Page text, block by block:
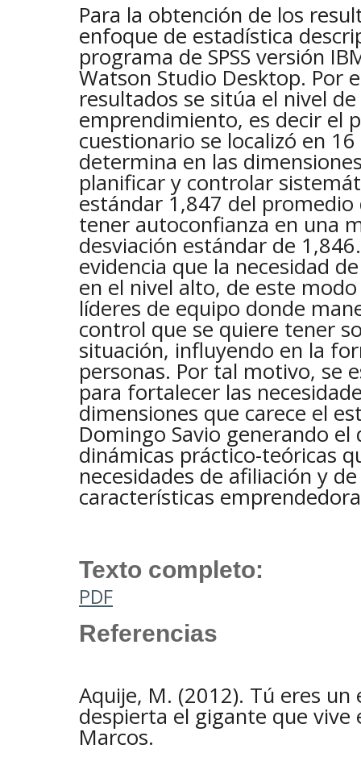
Para la obtención de los
enfoque de estadística
programa de SPSS versión
Watson Studio Desktop. Por
resultados se sitúa el nivel
emprendimiento, es decir el
cuestionario se localizó en
determina en las
planificar y controlar
estándar 1,847 del
tener autoconfianza en una
desviación estándar de
evidencia que la necesidad
en el nivel alto, de este
líderes de equipo donde
control que se quiere tener
situación, influyendo en la
personas. Por tal motivo, se
para fortalecer las
dimensiones que carece el
Domingo Savio generando el
dinámicas práctico-teóricas
necesidades de afiliación y
características
Texto completo:
PDF
Referencias
Aquije, M. (2012). Tú eres
despierta el gigante que vive
Marcos.